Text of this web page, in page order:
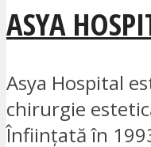
ASYA
Asya Hospital
chirurgie
Înființată în